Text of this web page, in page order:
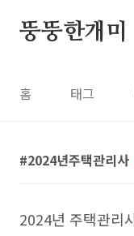
뚱뚱한개미
홈 태그
2024년주택관리사